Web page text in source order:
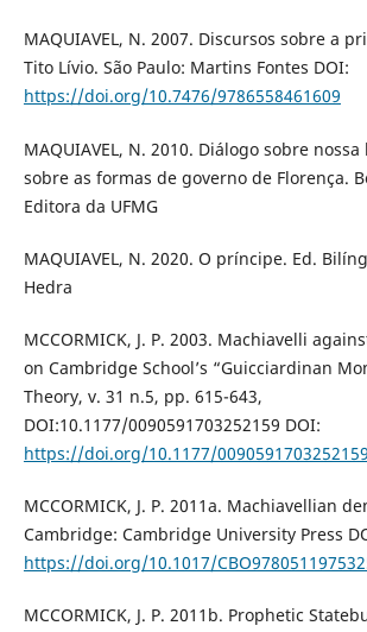
MAQUIAVEL, N. 2007. Discursos sobre a
Tito Lívio. São Paulo: Martins Fontes DOI:
https://doi.org/10.7476/9786558461609
MAQUIAVEL, N. 2010. Diálogo sobre
sobre as formas de governo de Florença.
Editora da UFMG
MAQUIAVEL, N. 2020. O príncipe. Ed.
Hedra
MCCORMICK, J. P. 2003. Machiavelli
on Cambridge School’s “Guicciardinan
Theory, v. 31 n.5, pp. 615-643,
DOI:10.1177/0090591703252159 DOI:
https://doi.org/10.1177/0090591703252159
MCCORMICK, J. P. 2011a. Machiavellian
Cambridge: Cambridge University Press
https://doi.org/10.1017/
MCCORMICK, J. P. 2011b. Prophetic